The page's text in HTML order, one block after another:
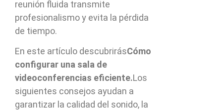
reunión fluida transmite
profesionalismo y evita la pérdida
de tiempo.
En este artículo descubrirásCómo
configurar una sala de
videoconferencias eficiente.Los
siguientes consejos ayudan a
garantizar la calidad del sonido, la